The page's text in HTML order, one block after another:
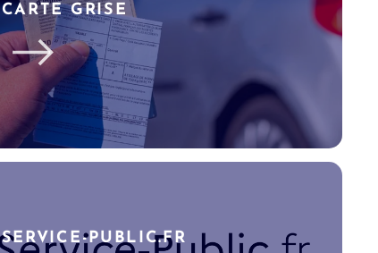
CARTE GRISE
SERVICE-PUBLIC.FR